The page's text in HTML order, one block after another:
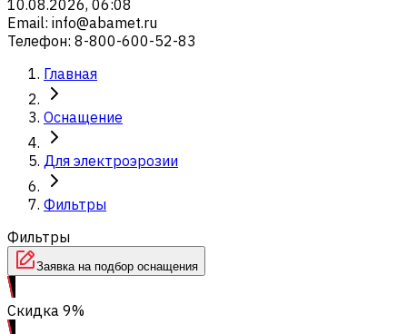
10.08.2026, 06:08
Email: info@abamet.ru
Телефон: 8-800-600-52-83
Главная
Оснащение
Для электроэрозии
Фильтры
Фильтры
Заявка на подбор оснащения
Скидка 9%